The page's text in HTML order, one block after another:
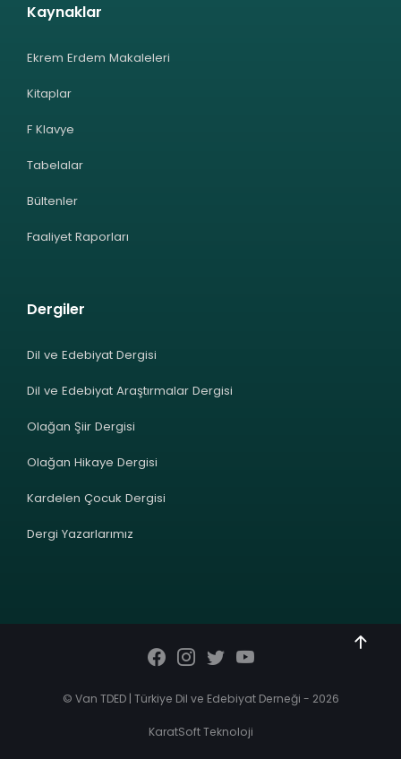
Kaynaklar
Ekrem Erdem Makaleleri
Kitaplar
F Klavye
Tabelalar
Bültenler
Faaliyet Raporları
Dergiler
Dil ve Edebiyat Dergisi
Dil ve Edebiyat Araştırmalar Dergisi
Olağan Şiir Dergisi
Olağan Hikaye Dergisi
Kardelen Çocuk Dergisi
Dergi Yazarlarımız
© Van TDED | Türkiye Dil ve Edebiyat Derneği - 2026
KaratSoft Teknoloji